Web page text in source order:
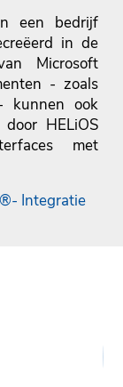
een bedrijf
in de
Microsoft
- zoals
kunnen ook
HELiOS
met
Integratie